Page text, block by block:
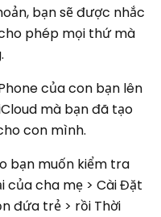
bạn sẽ được nhắc
phép mọi thứ mà
của con bạn lên
mà bạn đã tạo
con mình.
bạn muốn kiểm tra
của cha mẹ > Cài Đặt
đứa trẻ > rồi Thời